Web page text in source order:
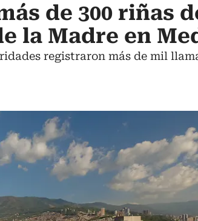
de 300 riñas
la Madre en
registraron más de mil